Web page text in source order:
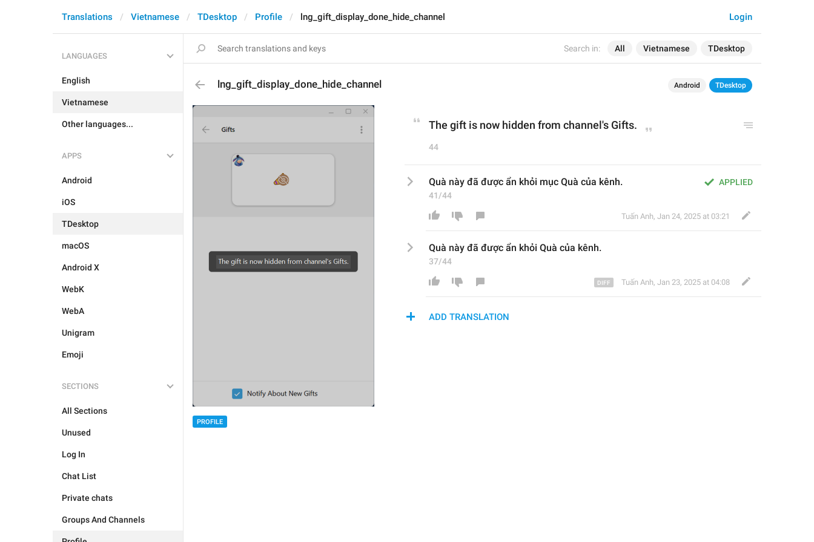
Search in: All Vietnamese TDesktop
Login
Translations Vietnamese TDesktop Profile lng_gift_display_done_hide_channel
LANGUAGES
English
Vietnamese
Other languages...
APPS
Android
iOS
TDesktop
macOS
Android X
WebK
WebA
Unigram
Emoji
SECTIONS
All Sections
Unused
Log In
Chat List
Private chats
Groups And Channels
lng_gift_display_done_hide_channel Android TDesktop
PROFILE
The gift is now hidden from channel's Gifts.
44
APPLIED
Quà này đã được ẩn khỏi mục Quà của kênh.
41/44
Tuấn Anh, Jan 24, 2025 at 03:21
Quà này đã được ẩn khỏi Quà của kênh.
37/44
Tuấn Anh, Jan 23, 2025 at 04:08
ADD TRANSLATION